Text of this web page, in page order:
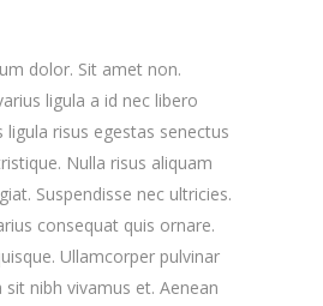
dolor. Sit amet non.
ligula a id nec libero
risus egestas senectus
Nulla risus aliquam
Suspendisse nec ultricies.
consequat quis ornare.
Ullamcorper pulvinar
sit nibh vivamus et. Aenean